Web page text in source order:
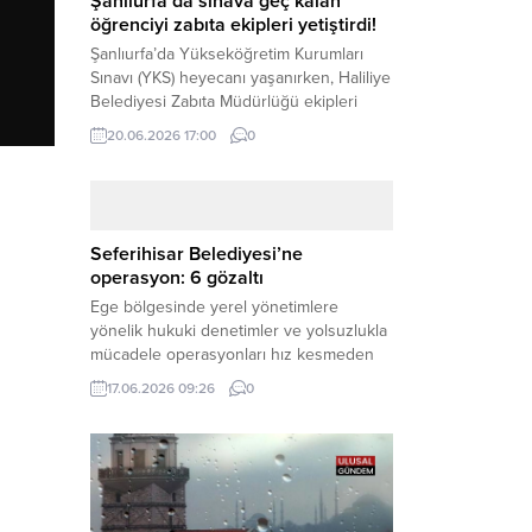
öğrenciyi zabıta ekipleri yetiştirdi!
Şanlıurfa’da Yükseköğretim Kurumları
Sınavı (YKS) heyecanı yaşanırken, Haliliye
Belediyesi Zabıta Müdürlüğü ekipleri
geleceğini belirleyecek sınava geç kalma
tehlikesiyle karşı karşıya kalan bir
yolunu tutan binlerce aday arasında,
sınav yerine zamanında ulaşamayan bir
öğrenci büyük bir panik yaşadı....
20.06.2026 17:00 0
Seferihisar Belediyesi’ne
operasyon: 6 gözaltı
Ege bölgesinde yerel yönetimlere
yönelik hukuki denetimler ve yolsuzlukla
mücadele operasyonları hız kesmeden
devam ediyor. İzmir’in turistik ilçelerinden
Seferihisar Belediyesi, sabah saatlerinde
operasyonuyla sarsıldı. Haber Merkezi –
İzmir Cumhuriyet Başsavcılığı
koordinesinde yürütülen geniş kapsamlı
yolsuzluk ve mali suçlar soruşturması
17.06.2026 09:26 0